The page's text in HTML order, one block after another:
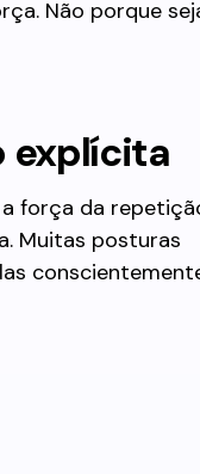
Não porque
explícita
força da
Muitas posturas